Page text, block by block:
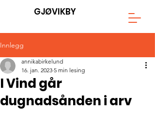
GJØVIKBY
Innlegg
I Vind går
dugnadsånden i arv
annikabirkelund
16. jan. 2023 5 min lesing